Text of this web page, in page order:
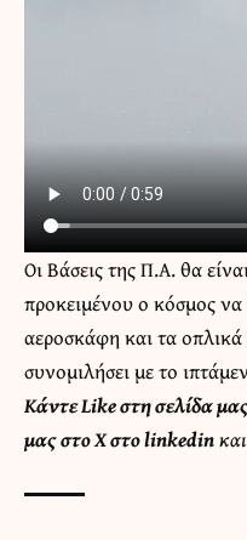
Οι Βάσεις της Π.Α. θα
προκειμένου ο κόσμος
αεροσκάφη και τα
συνομιλήσει με το
ΚάντεLike στη σελίδα
μας στοXστοlinkedin